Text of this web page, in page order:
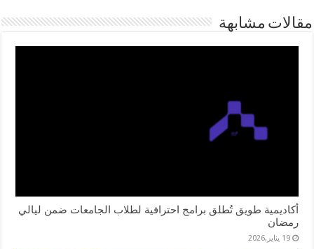
مقالات مشابهة
أكاديمية طويق تُطلق برامج احترافية لطلاب الجامعات ضمن ليالي
رمضان
19 يناير,2026